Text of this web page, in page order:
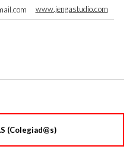
www.jengastudio.com
(Colegiad@s)